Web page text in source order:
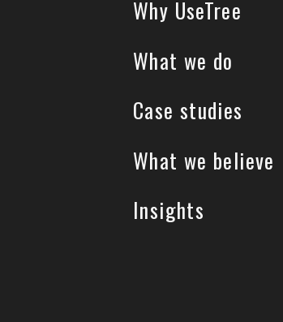
Why UseTree
What we do
Case studies
What we believe
Insights